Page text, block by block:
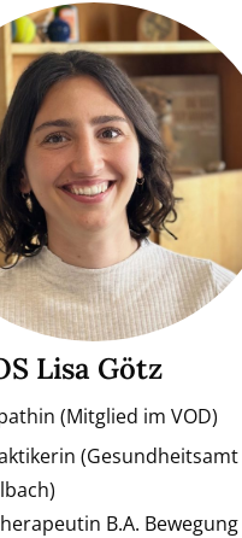
Lisa Götz
(Mitglied im VOD)
(Gesundheitsamt
B.A.